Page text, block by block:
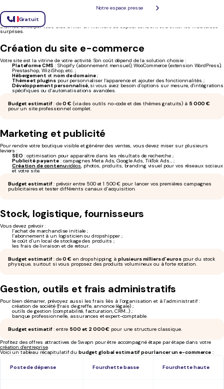
Notre espace presse
Gratuit
Avant même de réaliser sa première vente, un e-commerce doit engager des dépenses
importantes. Lecapital social
Bien les anticiper vous aide à fixer un montant de capital cohérent et à éviter les mauvaises
surprises.
Création du site e-commerce
Votre site est la vitrine de votre activité. Son coût dépend de la solution choisie :
Plateforme CMS : Shopify (abonnement mensuel), WooCommerce (extension WordPress),
Prestashop, WiziShop, etc. ;
Hébergement etnom de domaine;
Thème et plugins pour personnaliser l’apparence et ajouter des fonctionnalités ;
Développement personnalisé, si vous avez besoin d’options sur mesure, d’intégrations
spécifiques ou d’automatisations avancées.
Budget estimatif: de0 € (via des outils no-code et des thèmes gratuits) à 5 000 €
pour un site professionnel complet.
Marketing et publicité
Pour rendre votre boutique visible et générer des ventes, vous devez miser sur plusieurs
leviers :
SEO : optimisation pour apparaître dans les résultats de recherche ;
Publicité payante: campagnes Meta Ads, Google Ads, TikTok Ads… ;
Création de contenuvidéos, photos, produits, branding visuel pour vos réseaux sociaux
et votre site.
Budget estimatif: prévoir entre 500 et 1 500 € pour lancer vos premières campagnes
publicitaires et tester différents canaux d’acquisition.
Stock, logistique, fournisseurs
Vous devez prévoir :
l’achat de marchandise initiale ;
l’abonnement à un logisticien ou dropshipper ;
le coût d’un local de stockage des produits ;
les frais de livraison et de retour.
Budget estimatif: de0 € en dropshipping à plusieurs milliers d’eurospour du stock
physique, surtout si vous proposez des produits volumineux ou à forte rotation.
Gestion, outils et frais administratifs
Pour bien démarrer, prévoyez aussi les frais liés à l’organisation et à l’administratif :
création de société (frais de greffe, annonce légale) ;
outils de gestion (comptabilité, facturation, CRM…) ;
banque professionnelle, assurances et expert-comptable.
Budget estimatif: entre 500 et 2 000 € pour une structure classique.
Profitez des offres attractives de Swapn pour être accompagné étape par étape dans votre
création d'entreprise.
Voici un tableau récapitulatif du budget global estimatif pour lancer un e-commerce :
Poste de dépense Fourchette basse Fourchette haute